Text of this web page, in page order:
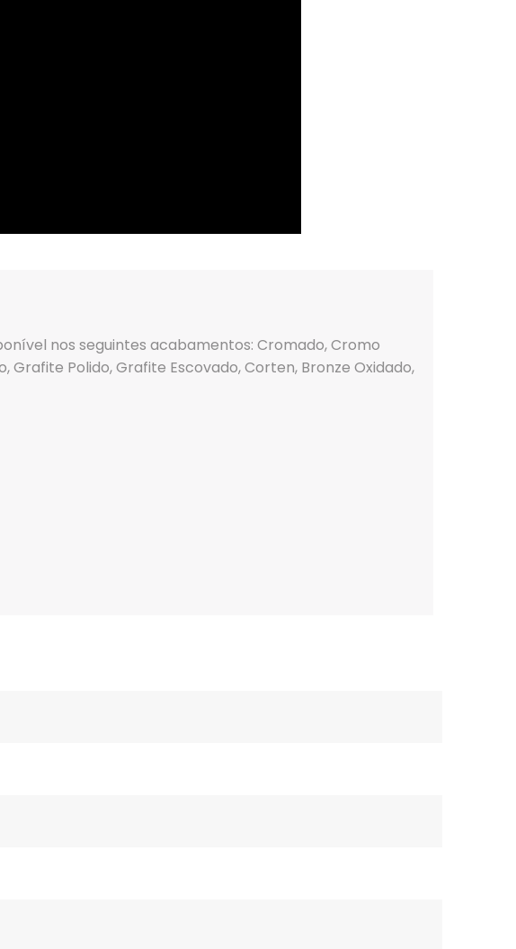
nos seguintes acabamentos: Cromado, Cromo
Polido, Grafite Escovado, Corten, Bronze Oxidado,